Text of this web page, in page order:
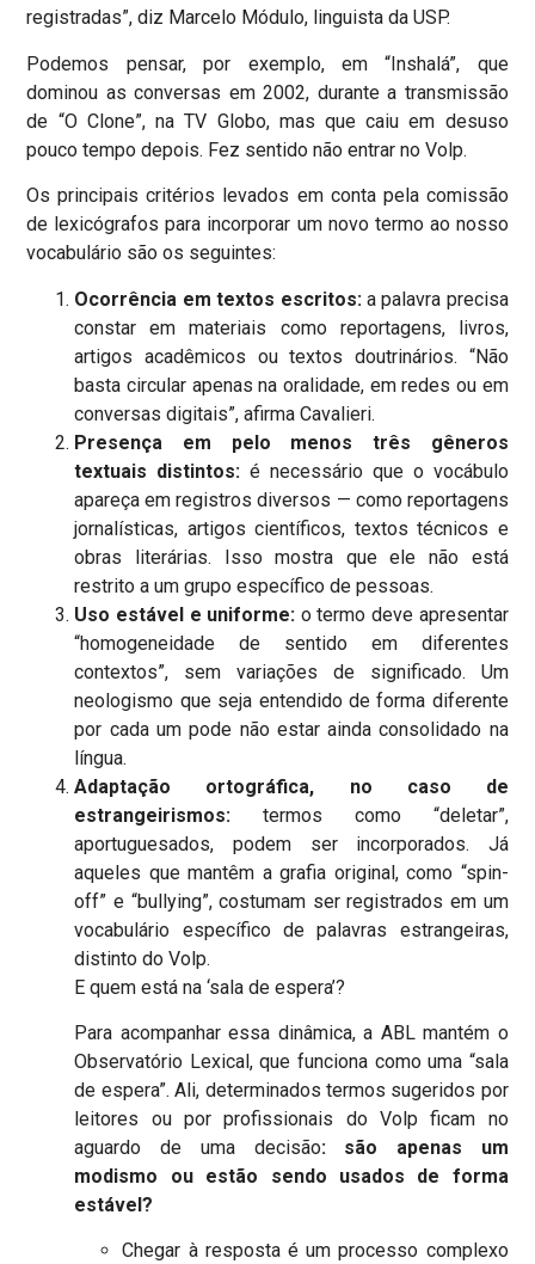
registradas”, diz Marcelo Módulo, linguista da USP.
Podemos pensar, por exemplo, em“Inshalá”, que
dominou as conversas em 2002, durante a transmissão
de “O Clone”, na TV Globo, mas que caiu em desuso
pouco tempo depois. Fez sentido não entrar no Volp.
Os principais critérios levados em conta pela comissão
de lexicógrafos para incorporar um novo termo ao nosso
vocabulário são os seguintes:
Ocorrência em textos escritos: a palavra precisa
constar em materiais como reportagens, livros,
artigos acadêmicos ou textos doutrinários. “Não
basta circular apenas na oralidade, em redes ou em
conversas digitais”, afirma Cavalieri.
Presença em pelo menos três gêneros
textuais distintos: é necessário que o vocábulo
apareça em registros diversos — como reportagens
jornalísticas, artigos científicos, textos técnicos e
obras literárias. Isso mostra que ele não está
restrito a um grupo específico de pessoas.
Uso estável e uniforme: o termo deve apresentar
“homogeneidade de sentido em diferentes
contextos”, sem variações de significado. Um
neologismo que seja entendido de forma diferente
por cada um pode não estar ainda consolidado na
língua.
Adaptação ortográfica, no caso de
estrangeirismos:termos como “deletar”,
aportuguesados, podem ser incorporados. Já
aqueles que mantêm a grafia original, como “spin-
off” e “bullying”, costumam ser registrados em um
vocabulário específico de palavras estrangeiras,
distinto do Volp.
E quem está na ‘sala de espera’?
Para acompanhar essa dinâmica, a ABL mantém o
Observatório Lexical, que funciona como uma “sala
de espera”. Ali, determinados termos sugeridos por
leitores ou por profissionais do Volp ficam no
aguardo de uma decisão: são apenas um
modismo ou estão sendo usados de forma
estável?
Chegar à resposta é um processo complexo